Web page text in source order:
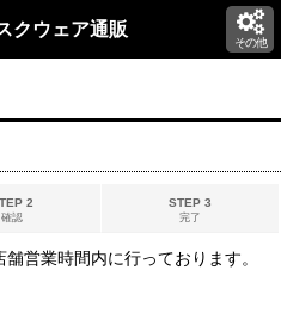
クウェア通販
その他
2
確認
STEP 3
完了
営業時間内に行っております。